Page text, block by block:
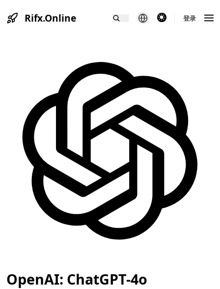
Rifx.Online theme switcher登录
OpenAI: ChatGPT-4o